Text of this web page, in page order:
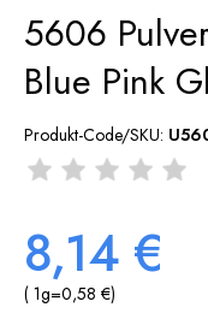
5606
Blue Pink
Produkt-Code/SKU:
8,14 €
( 1g=0,58 €)